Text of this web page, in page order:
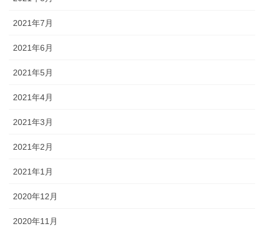
2021年7月
2021年6月
2021年5月
2021年4月
2021年3月
2021年2月
2021年1月
2020年12月
2020年11月